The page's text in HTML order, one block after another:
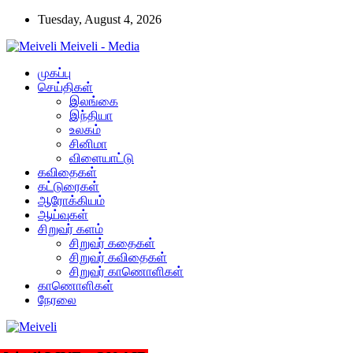
Tuesday, August 4, 2026
Meiveli - Media
முகப்பு
செய்திகள்
இலங்கை
இந்தியா
உலகம்
சினிமா
விளையாட்டு
கவிதைகள்
கட்டுரைகள்
ஆரோக்கியம்
ஆய்வுகள்
சிறுவர் களம்
சிறுவர் கதைகள்
சிறுவர் கவிதைகள்
சிறுவர் காணொளிகள்
காணொளிகள்
நேரலை